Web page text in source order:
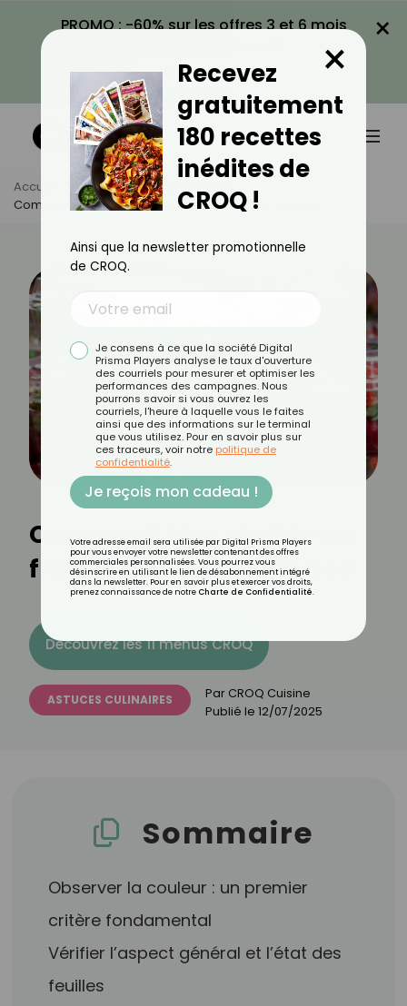
PROMO : -60% sur les offres 3 et 6 mois
VOIR LA PROMO
×
Accueil Actus
Astuces Culinaires
Comment Bien Choisir Ses Fraises Au Supermarché ?
Comment bien choisir ses
fraises au supermarché ?
Découvrez les 11 menus CROQ
ASTUCES CULINAIRES Par CROQ Cuisine
Publié le 12/07/2025
Sommaire
Observer la couleur : un premier
critère fondamental
Vérifier l’aspect général et l’état des
feuilles
Recevez
gratuitement
180 recettes
inédites de
CROQ !
×
Ainsi que la newsletter promotionnelle
de CROQ.
Je consens à ce que la société Digital
Prisma Players analyse le taux d'ouverture
des courriels pour mesurer et optimiser les
performances des campagnes. Nous
pourrons savoir si vous ouvrez les
courriels, l'heure à laquelle vous le faites
ainsi que des informations sur le terminal
que vous utilisez. Pour en savoir plus sur
ces traceurs, voir notre politique de
confidentialité.
Je reçois mon cadeau !
Votre adresse email sera utilisée par Digital Prisma Players
pour vous envoyer votre newsletter contenant des offres
commerciales personnalisées. Vous pourrez vous
désinscrire en utilisant le lien de désabonnement intégré
dans la newsletter. Pour en savoir plus et exercer vos droits,
prenez connaissance de notre Charte de Confidentialité.